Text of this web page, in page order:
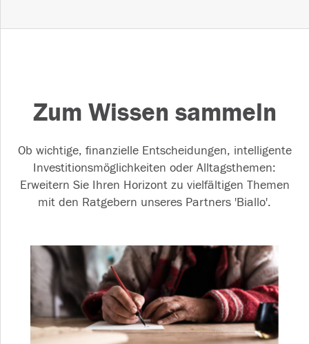
Zum Wissen sammeln
Ob wichtige, finanzielle Entscheidungen, intelligente
Investitionsmöglichkeiten oder Alltagsthemen:
Erweitern Sie Ihren Horizont zu vielfältigen Themen
mit den Ratgebern unseres Partners 'Biallo'.